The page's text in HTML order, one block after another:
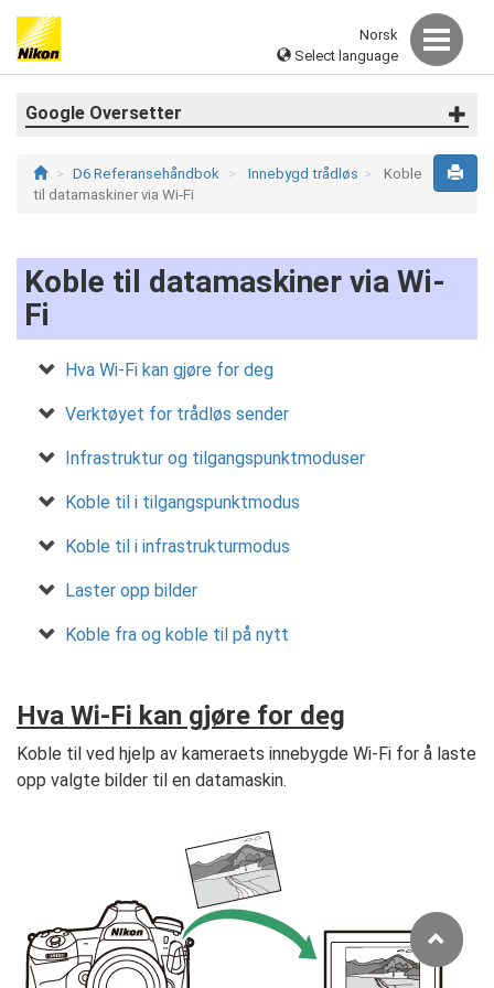
Norsk
Select language
Google Oversetter
D6 Referansehåndbok Innebygd trådløs
Koble
til datamaskiner via Wi-Fi
Koble til datamaskiner via Wi-
Fi
Hva Wi-Fi kan gjøre for deg
Verktøyet for trådløs sender
Infrastruktur og tilgangspunktmoduser
Koble til i tilgangspunktmodus
Koble til i infrastrukturmodus
Laster opp bilder
Koble fra og koble til på nytt
Hva Wi-Fi kan gjøre for deg
Koble til ved hjelp av kameraets innebygde Wi-Fi for å laste
opp valgte bilder til en datamaskin.